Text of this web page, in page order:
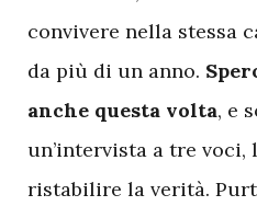
convivere nella stessa
da più di un anno.
anche questa volta, e
un’intervista a tre voci,
ristabilire la verità.